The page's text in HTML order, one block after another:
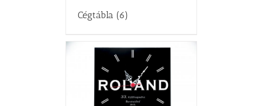
Cégtábla (6)